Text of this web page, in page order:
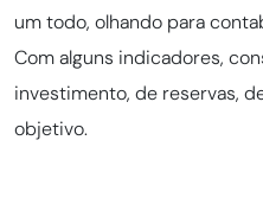
um todo, olhando para
Com alguns indicadores,
investimento, de reservas,
objetivo.